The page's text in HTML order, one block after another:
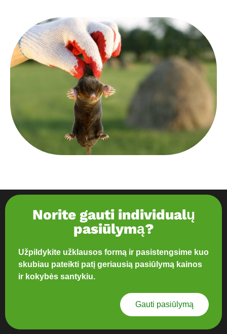
Norite gauti individualų
pasiūlymą?
Užpildykite užklausos formą ir pasistengsime kuo
skubiau pateikti patį geriausią pasiūlymą kainos
ir kokybės santykiu.
Gauti pasiūlymą